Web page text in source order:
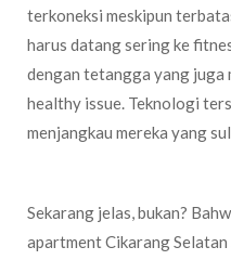
terkoneksi meskipun
harus datang sering ke
dengan tetangga yang
healthy issue. Teknologi
menjangkau mereka yang
Sekarang jelas, bukan?
apartment Cikarang Selatan